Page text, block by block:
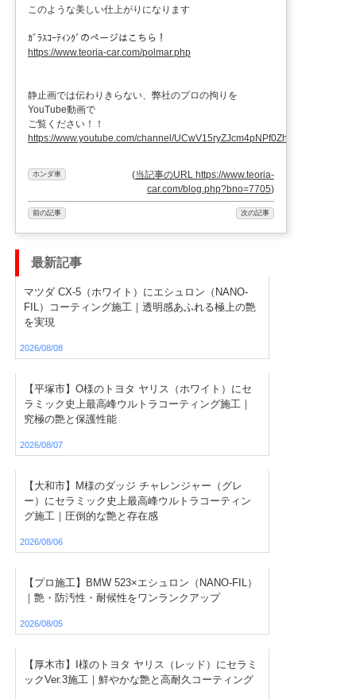
このような美しい仕上がりになります
ｶﾞﾗｽｺｰﾃｨﾝｸﾞのページはこちら！
https://www.teoria-car.com/polmar.php
静止画では伝わりきらない、弊社のプロの拘りを
YouTube動画で
ご覧ください！！
https://www.youtube.com/channel/UCwV15ryZJcm4pNPf0ZhX
ホンダ車 (当記事のURL https://www.teoria-
car.com/blog.php?bno=7705)
前の記事 次の記事
最新記事
マツダ CX-5（ホワイト）にエシュロン（NANO-
FIL）コーティング施工｜透明感あふれる極上の艶
を実現
2026/08/08
【平塚市】O様のトヨタ ヤリス（ホワイト）にセ
ラミック史上最高峰ウルトラコーティング施工｜
究極の艶と保護性能
2026/08/07
【大和市】M様のダッジ チャレンジャー（グレ
ー）にセラミック史上最高峰ウルトラコーティン
グ施工｜圧倒的な艶と存在感
2026/08/06
【プロ施工】BMW 523×エシュロン（NANO-FIL）
｜艶・防汚性・耐候性をワンランクアップ
2026/08/05
【厚木市】I様のトヨタ ヤリス（レッド）にセラミ
ックVer.3施工｜鮮やかな艶と高耐久コーティング